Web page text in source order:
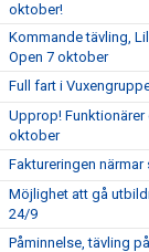
oktober!
Kommande tävling,
Open 7 oktober
Full fart i
Upprop! Funktionärer
oktober
Faktureringen närmar
Möjlighet att gå
24/9
Påminnelse, tävling